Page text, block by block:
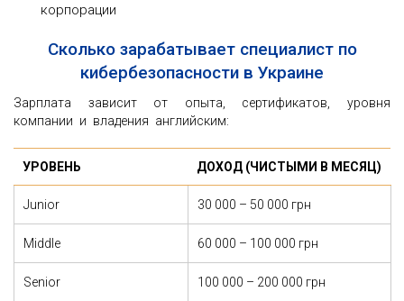
корпорации
Сколько зарабатывает специалист по
кибербезопасности в Украине
Зарплата зависит от опыта, сертификатов, уровня
компании и владения английским:
УРОВЕНЬ ДОХОД (ЧИСТЫМИ В МЕСЯЦ)
Junior 30 000 – 50 000 грн
Middle 60 000 – 100 000 грн
Senior 100 000 – 200 000 грн